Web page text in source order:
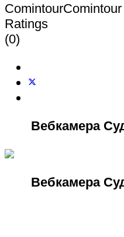
СomintourСomintour
Ratings
(0)
Вебкамера
Вебкамера